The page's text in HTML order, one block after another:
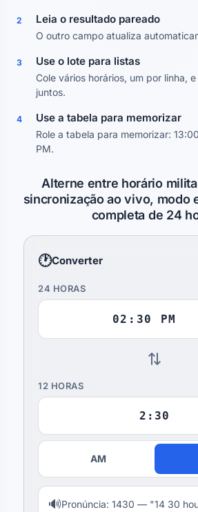
2 Leia o resultado pareado
O outro campo atualiza
3 Use o lote para listas
Cole vários horários, um por linha,
juntos.
4 Use a tabela para memorizar
Role a tabela para memorizar:
PM.
Alterne entre horário
sincronização ao vivo, modo
completa de 24
🕐Converter
24 HORAS
⇄
12 HORAS
AM
🔊Pronúncia: 1430 — "14 30